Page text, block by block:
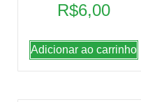
R$6,00
Adicionar ao carrinho